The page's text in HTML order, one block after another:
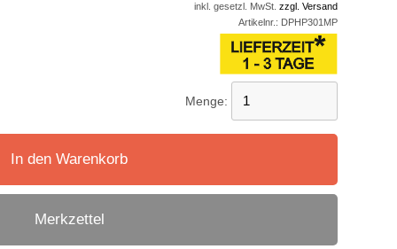
inkl. gesetzl. MwSt. zzgl. Versand
Artikelnr.: DPHP301MP
Menge:
In den Warenkorb
Merkzettel